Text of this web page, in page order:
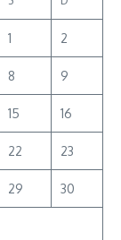
1 2
8 9
15 16
22 23
29 30